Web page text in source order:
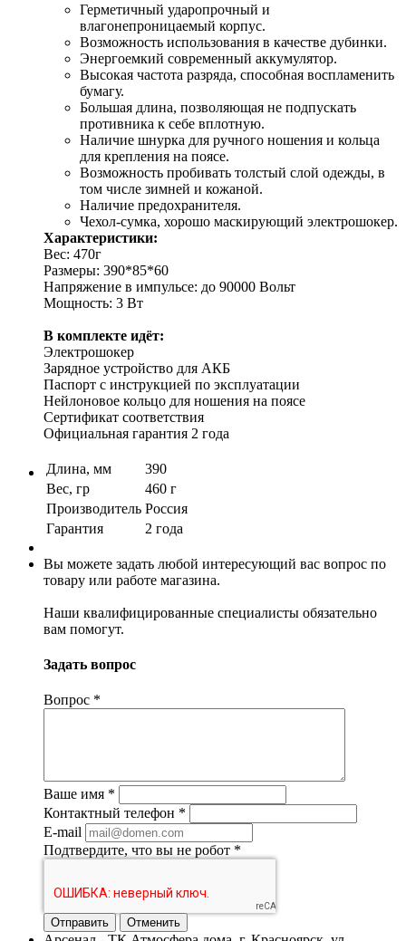
Герметичный ударопрочный и
влагонепроницаемый корпус.
Возможность использования в качестве дубинки.
Энергоемкий современный аккумулятор.
Высокая частота разряда, способная воспламенить
бумагу.
Большая длина, позволяющая не подпускать
противника к себе вплотную.
Наличие шнурка для ручного ношения и кольца
для крепления на поясе.
Возможность пробивать толстый слой одежды, в
том числе зимней и кожаной.
Наличие предохранителя.
Чехол-сумка, хорошо маскирующий электрошокер.
Характеристики:
Вес: 470г
Размеры: 390*85*60
Напряжение в импульсе: до 90000 Вольт
Мощность: 3 Вт
В комплекте идёт:
Электрошокер
Зарядное устройство для АКБ
Паспорт с инструкцией по эксплуатации
Нейлоновое кольцо для ношения на поясе
Сертификат соответствия
Официальная гарантия 2 года
Длина, мм
390
Вес, гр
460 г
Производитель Россия
Гарантия
2 года
Вы можете задать любой интересующий вас вопрос по
товару или работе магазина.
Наши квалифицированные специалисты обязательно
вам помогут.
Задать вопрос
Вопрос *
Ваше имя *
Контактный телефон *
E-mail
Подтвердите, что вы не робот *
Отменить